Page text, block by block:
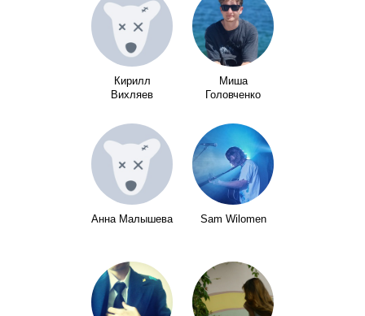
Кирилл
Вихляев
Миша
Головченко
Анна Малышева Sam Wilomen